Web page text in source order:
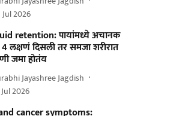
Jul 2026
retention: पायांमध्ये अचानक
4 लक्षणं दिसली तर समजा शरीरात
जमा होतंय
Jayashree Jagdish
Jul 2026
cancer symptoms: